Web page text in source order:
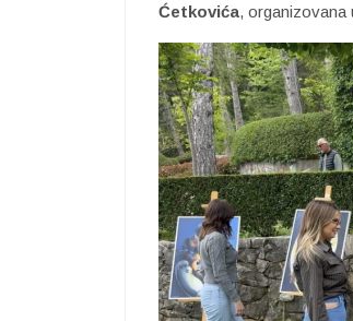
Ćetkovića, organizovana